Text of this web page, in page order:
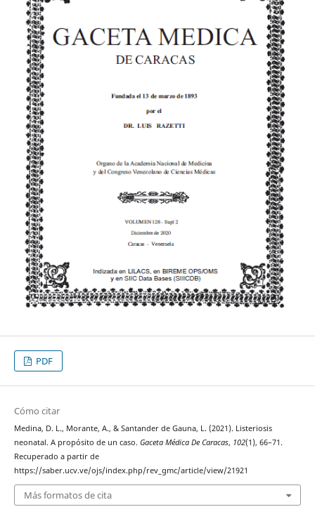
PDF
Cómo citar
Medina, D. L., Morante, A., & Santander de Gauna, L. (2021). Listeriosis
neonatal. A propósito de un caso. Gaceta Médica De Caracas, 102(1), 66–71.
Recuperado a partir de
https://saber.ucv.ve/ojs/index.php/rev_gmc/article/view/21921
Más formatos de cita